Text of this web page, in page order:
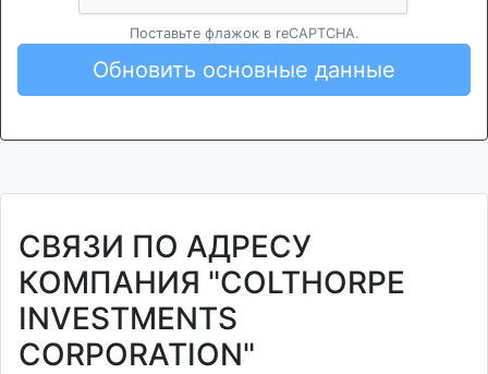
Поставьте флажок в reCAPTCHA.
Обновить основные данные
СВЯЗИ ПО АДРЕСУ
КОМПАНИЯ "COLTHORPE
INVESTMENTS
CORPORATION"